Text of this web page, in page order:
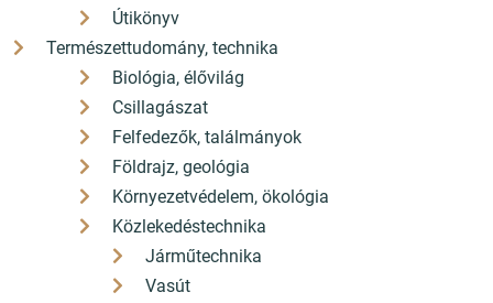
Útikönyv
Természettudomány, technika
Biológia, élővilág
Csillagászat
Felfedezők, találmányok
Földrajz, geológia
Környezetvédelem, ökológia
Közlekedéstechnika
Járműtechnika
Vasút